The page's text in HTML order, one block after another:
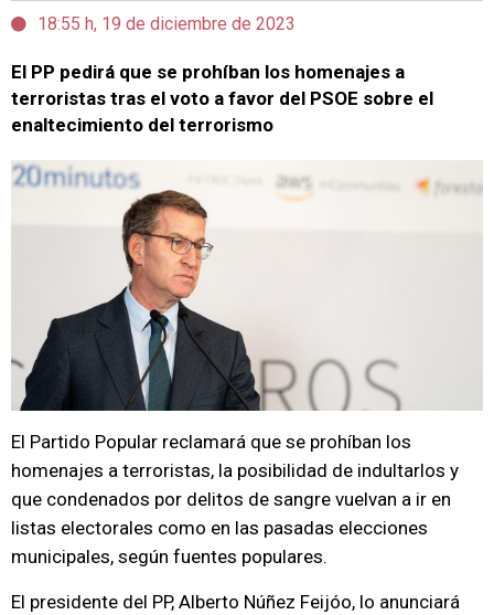
18:55 h, 19 de diciembre de 2023
El PP pedirá que se prohíban los homenajes a
terroristas tras el voto a favor del PSOE sobre el
enaltecimiento del terrorismo
El Partido Popular reclamará que se prohíban los
homenajes a terroristas, la posibilidad de indultarlos y
que condenados por delitos de sangre vuelvan a ir en
listas electorales como en las pasadas elecciones
municipales, según fuentes populares.
El presidente del PP, Alberto Núñez Feijóo, lo anunciará